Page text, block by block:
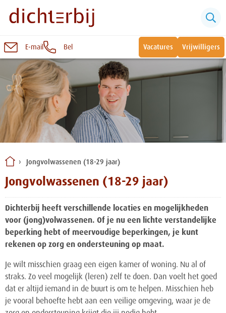
Naar
inhoud
E-mail Bel Vacatures Vrijwilligers
Jongvolwassenen (18-29 jaar)
Jongvolwassenen (18-29 jaar)
Dichterbij heeft verschillende locaties en mogelijkheden
voor (jong)volwassenen. Of je nu een lichte verstandelijke
beperking hebt of meervoudige beperkingen, je kunt
rekenen op zorg en ondersteuning op maat.
Je wilt misschien graag een eigen kamer of woning. Nu al of
straks. Zo veel mogelijk (leren) zelf te doen. Dan voelt het goed
dat er altijd iemand in de buurt is om te helpen. Misschien heb
je vooral behoefte hebt aan een veilige omgeving, waar je de
Sluiten
Snel naar:
Wonen bij Dichterbij
Vrije dagbestedingsplekken